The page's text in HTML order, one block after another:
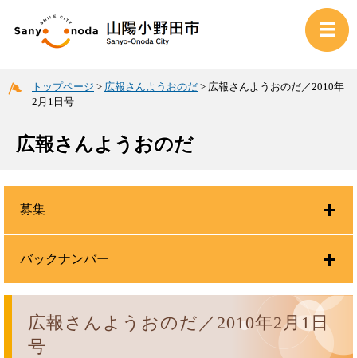
トップページ > 広報さんようおのだ > 広報さんようおのだ／2010年
2月1日号
広報さんようおのだ
広報さんようおのだ／2010年2月1日
号
募集
バックナンバー